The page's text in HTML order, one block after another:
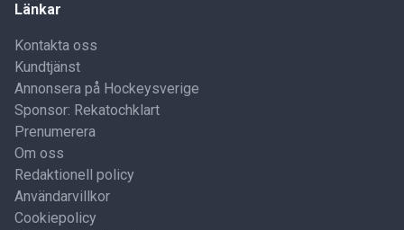
Länkar
Kontakta oss
Kundtjänst
Annonsera på Hockeysverige
Sponsor: Rekatochklart
Prenumerera
Om oss
Redaktionell policy
Användarvillkor
Cookiepolicy